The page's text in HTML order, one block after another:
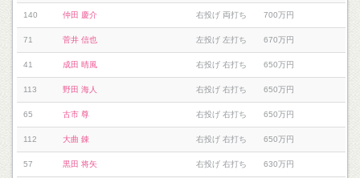
140 仲田 慶介 右投げ 両打ち 700万円
71 菅井 信也 左投げ 左打ち 670万円
41 成田 晴風 右投げ 右打ち 650万円
113 野田 海人 右投げ 右打ち 650万円
65 古市 尊 右投げ 右打ち 650万円
112 大曲 錬 右投げ 右打ち 650万円
57 黒田 将矢 右投げ 右打ち 630万円